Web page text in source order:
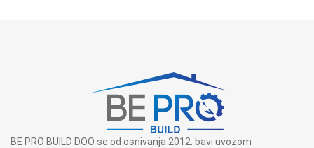
BE PRO BUILD DOO se od osnivanja 2012. bavi uvozom